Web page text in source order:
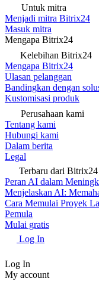
Untuk mitra
Menjadi mitra Bitrix24
Masuk mitra
Mengapa Bitrix24
Kelebihan Bitrix24
Mengapa Bitrix24
Ulasan pelanggan
Bandingkan dengan
Kustomisasi produk
Perusahaan kami
Tentang kami
Hubungi kami
Dalam berita
Legal
Terbaru dari Bitrix24
Peran AI dalam
Menjelaskan AI:
Cara Memulai Proyek
Pemula
Mulai gratis
Log In
Log In
My account